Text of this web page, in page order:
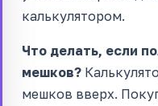
калькулятором.
Что делать, если
мешков?
мешков вверх.